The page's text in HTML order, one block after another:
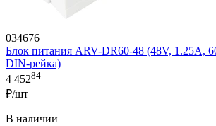
034676
Блок питания ARV-DR60-48 (48V, 1.25A,
DIN-рейка)
4 45284
₽/шт
В наличии